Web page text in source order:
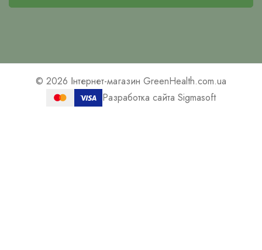
© 2026 Інтернет-магазин GreenHealth.com.ua
Разработка сайта Sigmasoft